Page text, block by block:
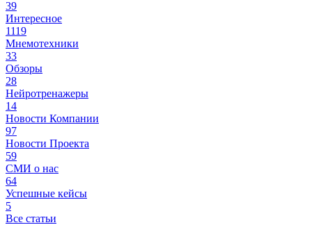
39
Интересное
1119
Мнемотехники
33
Обзоры
28
Нейротренажеры
14
Новости Компании
97
Новости Проекта
59
СМИ о нас
64
Успешные кейсы
5
Все статьи